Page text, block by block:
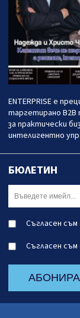
ENTERPRISE е
таргетирано B2B
за практически
интелигентно
БЮЛЕТИН
Съгласен съм
Съгласен съм